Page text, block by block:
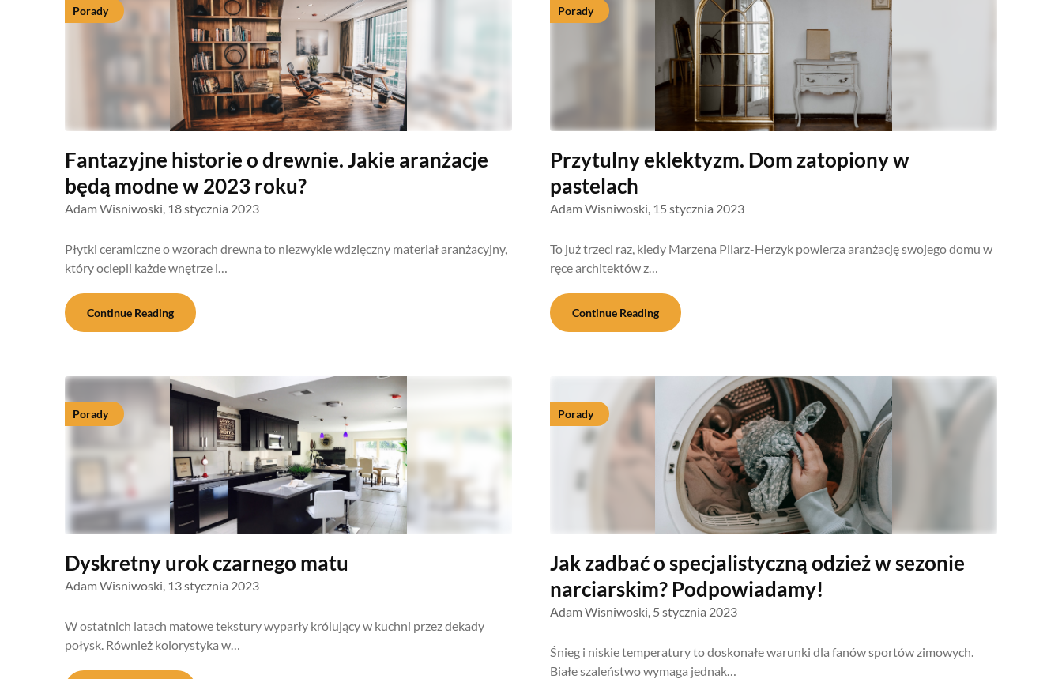
Porady
Fantazyjne historie o drewnie. Jakie aranżacje
będą modne w 2023 roku?
Adam Wisniwoski, 18 stycznia 2023
Płytki ceramiczne o wzorach drewna to niezwykle wdzięczny materiał aranżacyjny,
który ociepli każde wnętrze i…
Continue Reading
Porady
Dyskretny urok czarnego matu
Adam Wisniwoski, 13 stycznia 2023
W ostatnich latach matowe tekstury wyparły królujący w kuchni przez dekady
połysk. Również kolorystyka w…
Porady
Przytulny eklektyzm. Dom zatopiony w
pastelach
Adam Wisniwoski, 15 stycznia 2023
To już trzeci raz, kiedy Marzena Pilarz-Herzyk powierza aranżację swojego domu w
ręce architektów z…
Continue Reading
Porady
Jak zadbać o specjalistyczną odzież w sezonie
narciarskim? Podpowiadamy!
Adam Wisniwoski, 5 stycznia 2023
Śnieg i niskie temperatury to doskonałe warunki dla fanów sportów zimowych.
Białe szaleństwo wymaga jednak…